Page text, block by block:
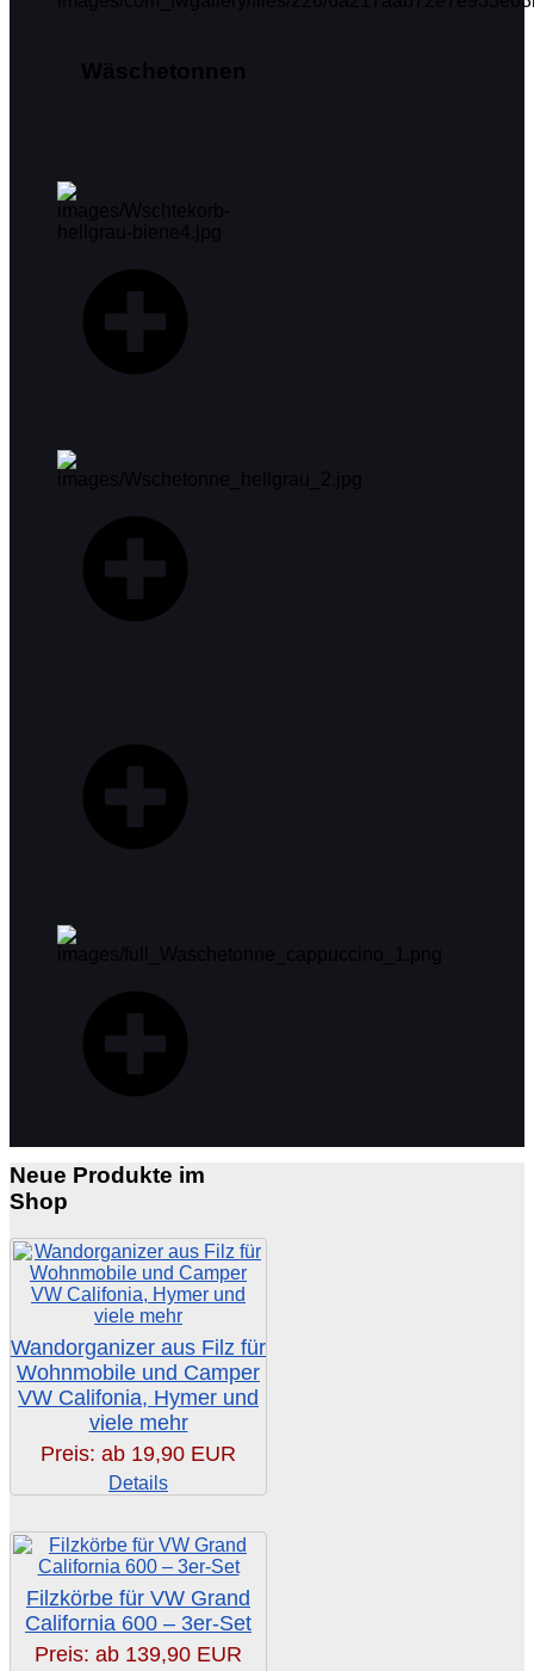
Wäschetonnen
Neue Produkte im
Shop
Wandorganizer aus Filz für
Wohnmobile und Camper
VW Califonia, Hymer und
viele mehr
Preis: ab 19,90 EUR
Details
Filzkörbe für VW Grand
California 600 – 3er-Set
Preis: ab 139,90 EUR